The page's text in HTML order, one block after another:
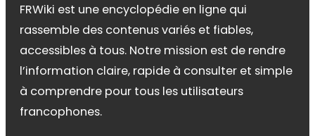
FRWiki est une encyclopédie en ligne qui
rassemble des contenus variés et fiables,
accessibles à tous. Notre mission est de rendre
l’information claire, rapide à consulter et simple
à comprendre pour tous les utilisateurs
francophones.